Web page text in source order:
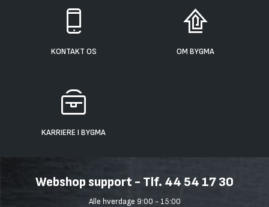
KONTAKT OS OM BYGMA
KARRIERE I BYGMA
Webshop support - Tlf. 44 54 17 30
Alle hverdage 9:00 - 15:00